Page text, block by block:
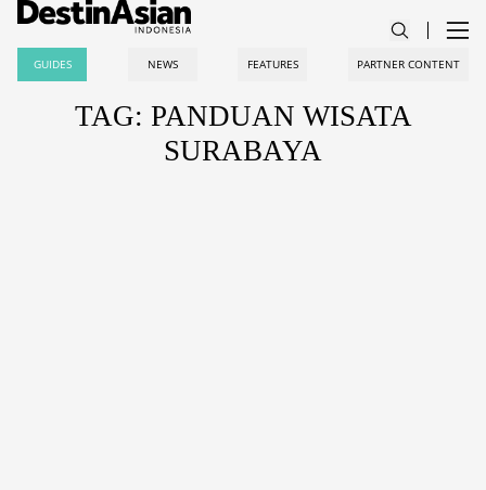
GUIDES NEWS FEATURES PARTNER CONTENT
TAG: PANDUAN WISATA
SURABAYA